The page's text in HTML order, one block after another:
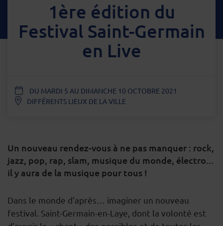
1ère édition du
Festival Saint-Germain
en Live
DATEDU MARDI 5 AU DIMANCHE 10 OCTOBRE 2021
DIFFÉRENTS LIEUX DE LA VILLE
Un nouveau rendez-vous à ne pas manquer : rock,
jazz, pop, rap, slam, musique du monde, électro...
il y aura de la musique pour tous !
DESCRIPTION
Dans le monde d’après… imaginer un nouveau
festival. Saint-Germain-en-Laye, dont la volonté est